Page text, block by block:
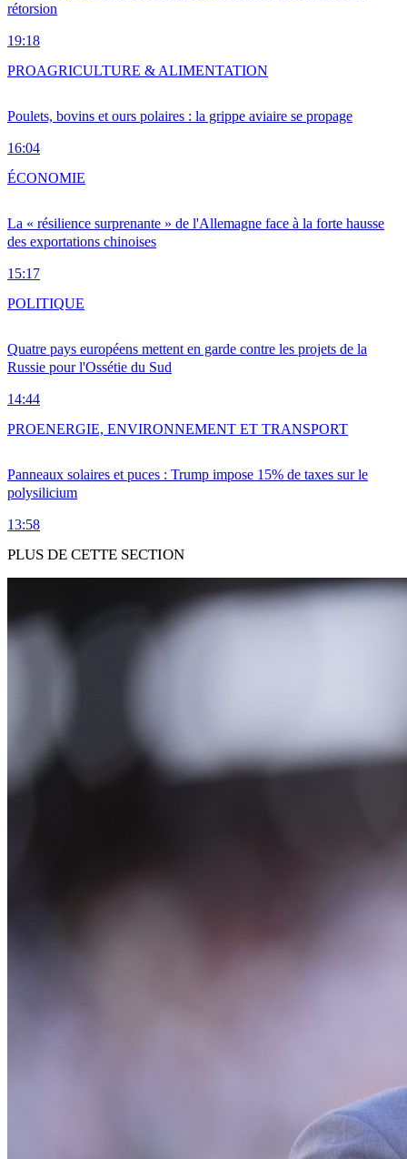
rétorsion
19:18
Poulets, bovins et ours polaires : la grippe aviaire se propage
16:04
PROAGRICULTURE & ALIMENTATION
La « résilience surprenante » de l'Allemagne face à la forte hausse
des exportations chinoises
15:17
ÉCONOMIE
Quatre pays européens mettent en garde contre les projets de la
Russie pour l'Ossétie du Sud
14:44
POLITIQUE
Panneaux solaires et puces : Trump impose 15% de taxes sur le
polysilicium
13:58
PROENERGIE, ENVIRONNEMENT ET TRANSPORT
PLUS DE CETTE SECTION